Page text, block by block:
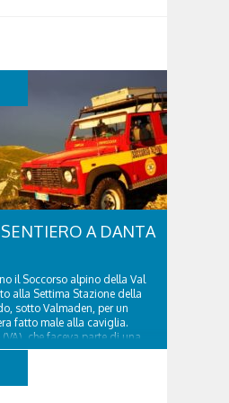
A DANTA
il Soccorso alpino della Val
alla Settima Stazione della
sotto Valmaden, per un
fatto male alla caviglia.
che faceva parte di una
un trauma...